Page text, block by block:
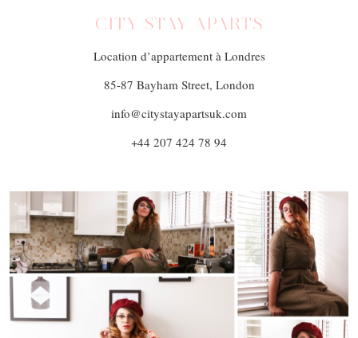
CITY STAY APARTS
Location d’appartement à Londres
85-87 Bayham Street, London
info@citystayapartsuk.com
+44 207 424 78 94